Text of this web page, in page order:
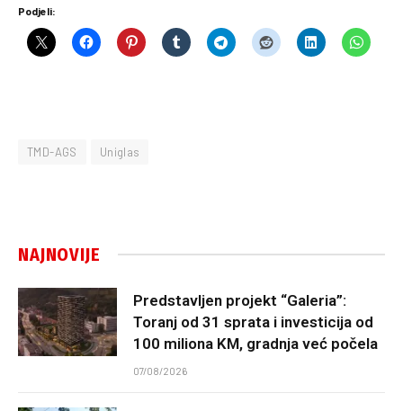
Podjeli:
TMD-AGS Uniglas
NAJNOVIJE
Predstavljen projekt “Galeria”:
Toranj od 31 sprata i investicija od
100 miliona KM, gradnja već počela
07/08/2026